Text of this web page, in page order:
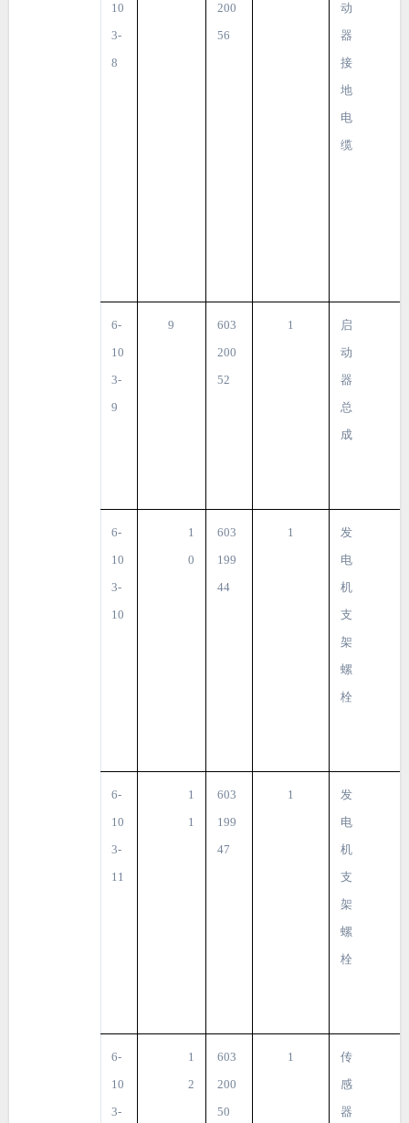
10
3-
8
200
56
动
器
接
地
电
缆
6-
10
3-
9
9
603
200
52
1
启
动
器
总
成
6-
10
3-
10
1
0
603
199
44
1
发
电
机
支
架
螺
栓
6-
10
3-
11
1
1
603
199
47
1
发
电
机
支
架
螺
栓
6-
10
3-
1
2
603
200
50
1
传
感
器